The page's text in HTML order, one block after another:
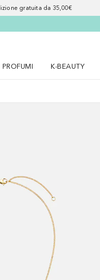
gratuita da 35,00€
PROFUMI
K-BEAUTY